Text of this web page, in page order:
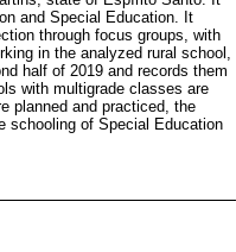
and Special Education. It
through focus groups, with
in the analyzed rural school,
half of 2019 and records them
with multigrade classes are
planned and practiced, the
schooling of Special Education